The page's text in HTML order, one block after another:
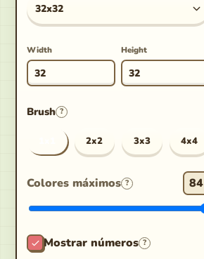
32x32
Width Height
Brush ?
2x2 3x3 4x4
Colores máximos ? 84
Mostrar números ?